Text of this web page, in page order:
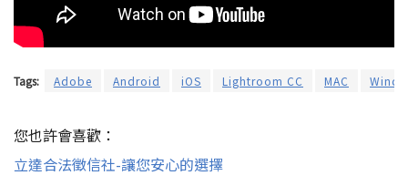
Tags: Adobe Android iOS Lightroom CC MAC
您也許會喜歡：
立達合法徵信社-讓您安心的選擇